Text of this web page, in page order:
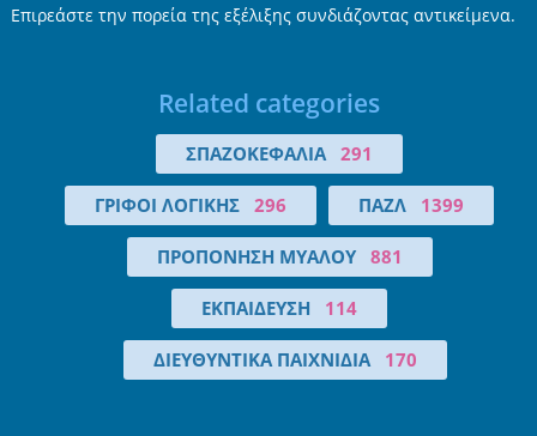
Επιρεάστε την πορεία της εξέλιξης συνδιάζοντας αντικείμενα.
Related categories
ΣΠΑΖΟΚΕΦΑΛΙΆ 291
ΓΡΊΦΟΙ ΛΟΓΙΚΉΣ 296 ΠΑΖΛ 1399
ΠΡΟΠΌΝΗΣΗ ΜΥΑΛΟΎ 881
ΕΚΠΑΊΔΕΥΣΗ 114
ΔΙΕΥΘΥΝΤΙΚΆ ΠΑΙΧΝΊΔΙΑ 170